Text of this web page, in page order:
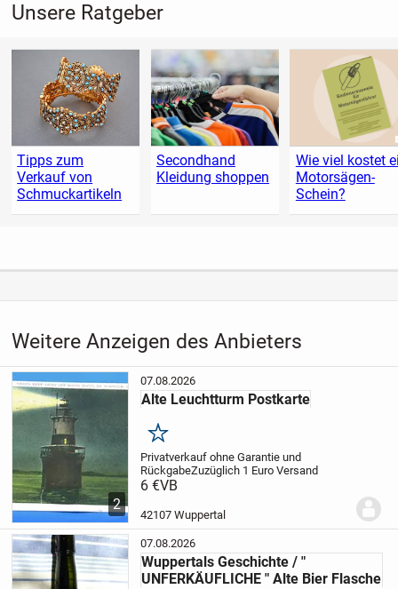
Unsere Ratgeber
Tipps zum
Verkauf von
Schmuckartikeln
Secondhand
Kleidung shoppen
Wie viel kostet
Motorsägen-
Schein?
Weitere Anzeigen des Anbieters
2
07.08.2026
Alte Leuchtturm Postkarte
Merken
Privatverkauf ohne Garantie und
RückgabeZuzüglich 1 Euro Versand
6 €VB
42107 Wuppertal
07.08.2026
Wuppertals Geschichte / "
UNFERKÄUFLICHE " Alte Bier Flasche